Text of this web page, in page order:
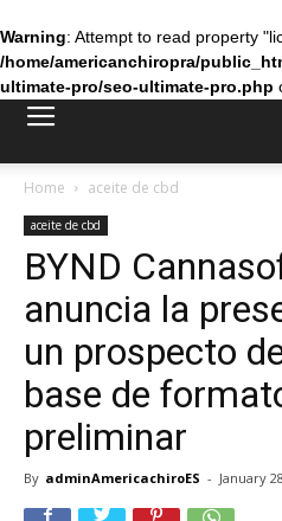
Warning: Attempt to read property
/home/americanchiropra/
ultimate-pro/seo-ultimate-pro.php
Home aceite de cbd
aceite de cbd
BYND
anuncia la
un prospecto
base de
preliminar
By adminAmericachiroES - January